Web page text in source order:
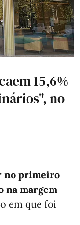
15,6%
no
no primeiro
na margem
em que foi